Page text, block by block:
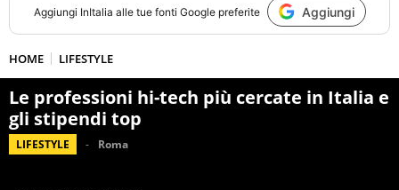
Aggiungi InItalia alle tue fonti Google preferite Aggiungi
HOME LIFESTYLE
Le professioni hi-tech più cercate in Italia e
gli stipendi top
LIFESTYLE Roma